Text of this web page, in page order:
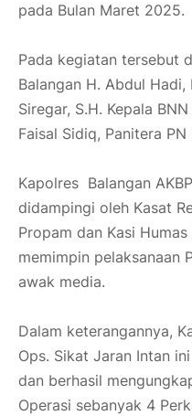
pada Bulan Maret 2025.
Pada kegiatan tersebut
Balangan H. Abdul
Siregar, S.H. Kepala
Faisal Sidiq, Panitera
Kapolres Balangan
didampingi oleh Kasat
Propam dan Kasi
memimpin pelaksanaan
awak media.
Dalam keterangannya,
Ops. Sikat Jaran Intan
dan berhasil
Operasi sebanyak 4